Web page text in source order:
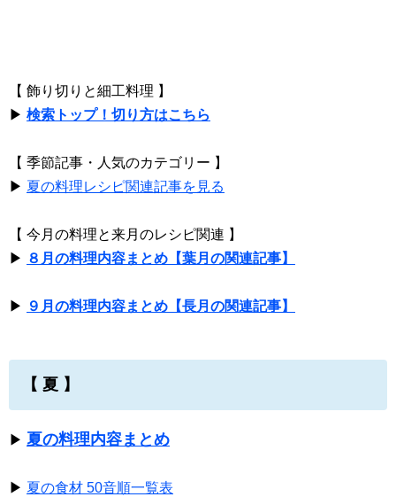
【 飾り切りと細工料理 】
▶ 検索トップ！切り方はこちら
【 季節記事・人気のカテゴリー 】
▶ 夏の料理レシピ関連記事を見る
【 今月の料理と来月のレシピ関連 】
▶ ８月の料理内容まとめ【葉月の関連記事】
▶ ９月の料理内容まとめ【長月の関連記事】
【 夏 】
▶ 夏の料理内容まとめ
▶ 夏の食材 50音順一覧表